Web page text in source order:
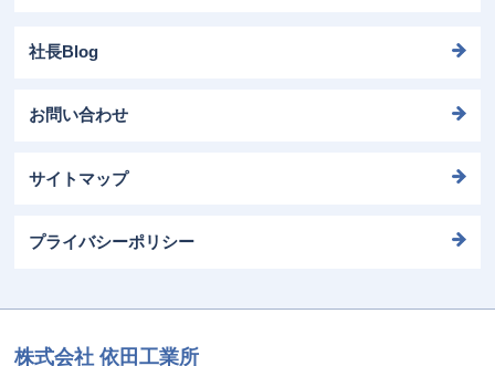
社長Blog
お問い合わせ
サイトマップ
プライバシーポリシー
株式会社 依田工業所